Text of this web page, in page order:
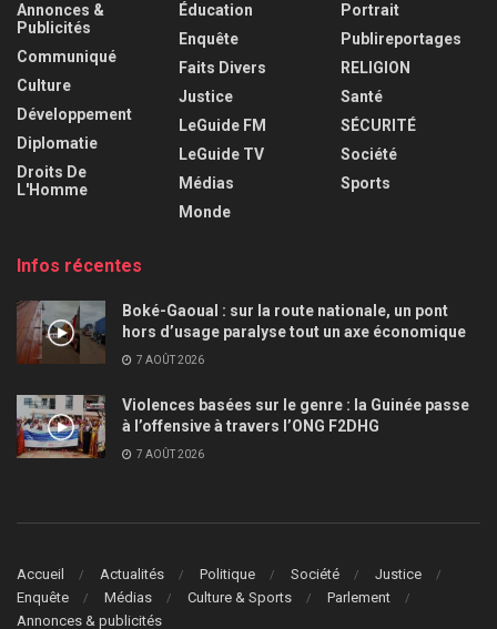
Annonces &
Publicités
Communiqué
Culture
Développement
Diplomatie
Droits De
L'Homme
Éducation
Enquête
Faits Divers
Justice
LeGuide FM
LeGuide TV
Médias
Monde
Portrait
Publireportages
RELIGION
Santé
SÉCURITÉ
Société
Sports
Infos récentes
Boké-Gaoual : sur la route nationale, un pont
hors d’usage paralyse tout un axe économique
7 AOÛT 2026
Violences basées sur le genre : la Guinée passe
à l’offensive à travers l’ONG F2DHG
7 AOÛT 2026
Accueil Actualités Politique Société
Justice
Enquête
Médias Culture & Sports
Parlement
Annonces & publicités